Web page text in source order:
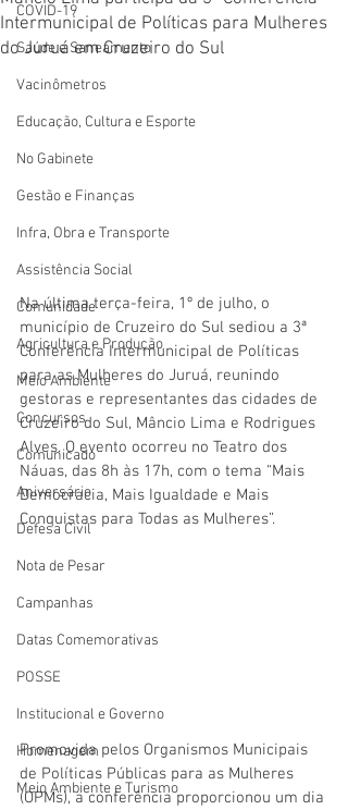
COVID-19
Saúde e Saneamento
Vacinômetros
Educação, Cultura e Esporte
No Gabinete
Gestão e Finanças
Infra, Obra e Transporte
Assistência Social
Comunidade
Agricultura e Produção
Meio Ambiente
Concursos
Comunicado
Aniversário
Defesa Civil
Nota de Pesar
Campanhas
Datas Comemorativas
POSSE
Institucional e Governo
Homenagem
Meio Ambiente e Turismo
Intermunicipal de Políticas para Mulheres
do Juruá em Cruzeiro do Sul
Na última terça-feira, 1º de julho, o
município de Cruzeiro do Sul sediou a 3ª
Conferência Intermunicipal de Políticas
para as Mulheres do Juruá, reunindo
gestoras e representantes das cidades de
Cruzeiro do Sul, Mâncio Lima e Rodrigues
Alves. O evento ocorreu no Teatro dos
Náuas, das 8h às 17h, com o tema “Mais
Democracia, Mais Igualdade e Mais
Conquistas para Todas as Mulheres”.
Promovida pelos Organismos Municipais
de Políticas Públicas para as Mulheres
(OPMs), a conferência proporcionou um dia